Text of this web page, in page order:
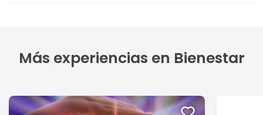
Más experiencias en Bienestar